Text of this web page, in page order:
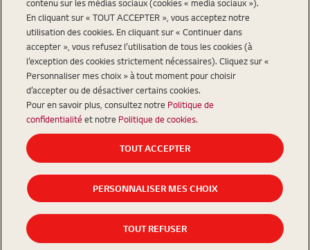
contenu sur les médias sociaux (cookies « media sociaux »).
En cliquant sur « TOUT ACCEPTER », vous acceptez notre
utilisation des cookies. En cliquant sur « Continuer dans
accepter », vous refusez l’utilisation de tous les cookies (à
l’exception des cookies strictement nécessaires). Cliquez sur «
Personnaliser mes choix » à tout moment pour choisir
d’accepter ou de désactiver certains cookies.
Pour en savoir plus, consultez notre Politique de
confidentialité et notre Politique de cookies.
TOUT ACCEPTER
PERSONNALISER MES CHOIX
TOUT REFUSER